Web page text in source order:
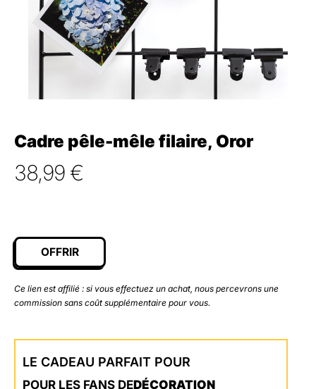
Cadre pêle-mêle filaire, Oror
38,99 €
OFFRIR
Ce lien est affilié : si vous effectuez un achat, nous percevrons une
commission sans coût supplémentaire pour vous.
LE CADEAU PARFAIT POUR
POUR LES FANS DEDÉCORATION